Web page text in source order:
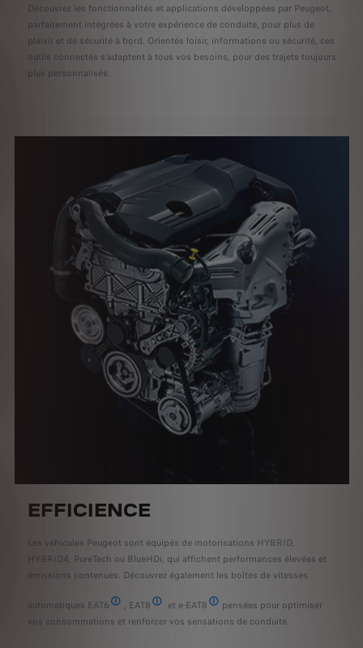
Découvrez les fonctionnalités et applications développées par Peugeot,
parfaitement intégrées à votre expérience de conduite, pour plus de
plaisir et de sécurité à bord. Orientés loisir, informations ou sécurité, ces
outils connectés s'adaptent à tous vos besoins, pour des trajets toujours
plus personnalisés.
EFFICIENCE
Les véhicules Peugeot sont équipés de motorisations HYBRID,
HYBRID4, PureTech ou BlueHDi, qui affichent performances élevées et
émissions contenues. Découvrez également les boîtes de vitesses
automatiques EAT6
Efficient Automatic Transmission 6
, EAT8
Efficient Automatic Transmission 8
et e-EAT8
Electric Efficient Automatic
pensées pour optimiser
vos consommations et renforcer vos sensations de conduite.